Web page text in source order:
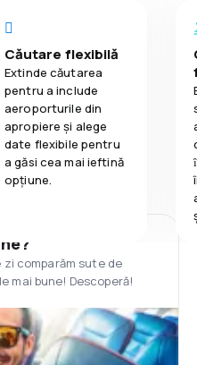
Căutare flexibilă
Extinde căutarea
pentru a include
aeroporturile din
apropiere și alege
date flexibile pentru
a găsi cea mai ieftină
opțiune.
comparăm sute de
mai bune! Descoperă!